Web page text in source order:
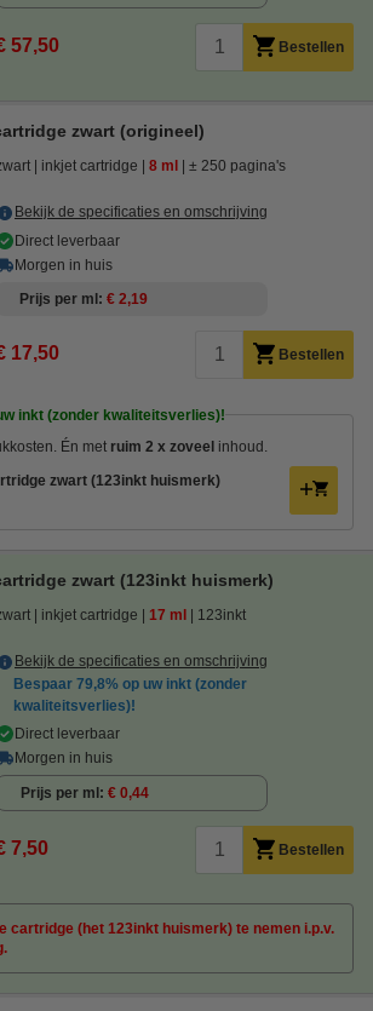
57,50 Bestellen
zwart (origineel)
inkjet cartridge 8 ml ± 250 pagina's
Bekijk de specificaties en omschrijving
Direct leverbaar
Morgen in huis
Prijs per ml
€ 2,19
17,50 Bestellen
inkt (zonder kwaliteitsverlies)!
Én met ruim 2 x zoveel inhoud.
zwart (123inkt huismerk)
zwart (123inkt huismerk)
inkjet cartridge 17 ml 123inkt
Bekijk de specificaties en omschrijving
Bespaar 79,8% op uw inkt (zonder
kwaliteitsverlies)!
Direct leverbaar
Morgen in huis
Prijs per ml € 0,44
7,50 Bestellen
cartridge (het 123inkt huismerk) te nemen i.p.v.